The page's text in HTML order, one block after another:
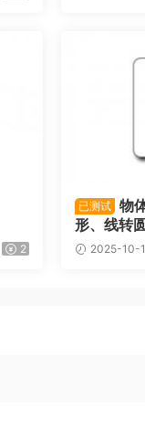
2
已测试
物
形、线转
2025-10-